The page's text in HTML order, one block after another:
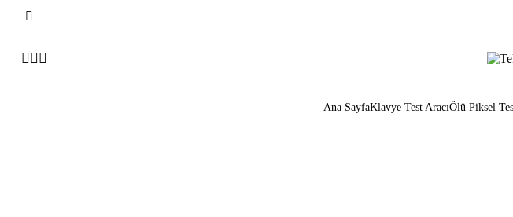
Ana SayfaKlavye Test AracıÖlü Piksel